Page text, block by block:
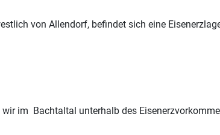
von Allendorf, befindet sich eine
im Bachtaltal unterhalb des